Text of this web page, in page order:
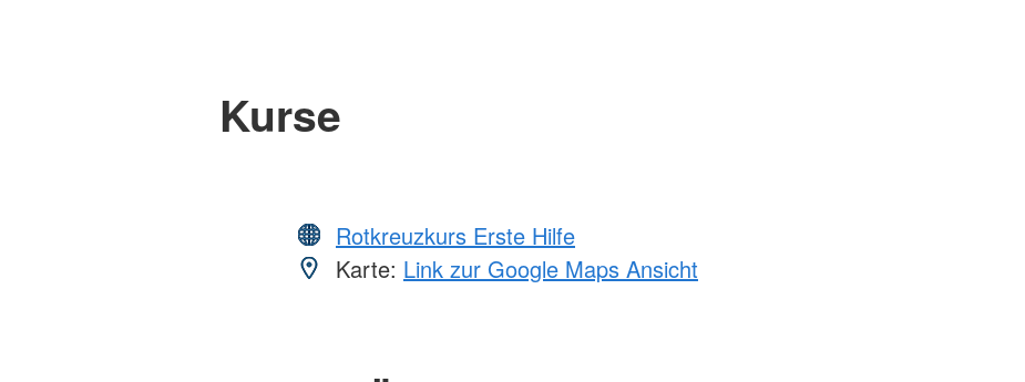
Kurse
Rotkreuzkurs Erste Hilfe
Karte: Link zur Google Maps Ansicht